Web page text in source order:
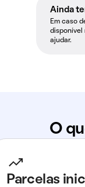
Ainda
Em caso
disponível
ajudar.
O
Parcelas